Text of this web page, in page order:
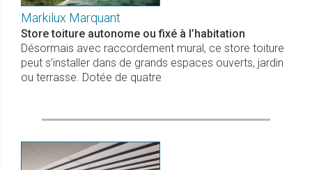
Markilux Marquant
Store toiture autonome ou fixé à l’habitation
Désormais avec raccordement mural, ce store toiture
peut s’installer dans de grands espaces ouverts, jardin
ou terrasse. Dotée de quatre